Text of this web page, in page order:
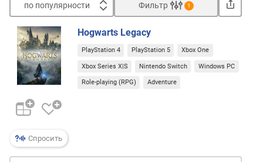
по популярности
п
о
п
о
у
л
р
н
Фильтр 1
Спросить
Hogwarts Legacy
PlayStation 4 PlayStation 5 Xbox One
Xbox Series X|S Nintendo Switch Windows PC
Role-playing (RPG) Adventure